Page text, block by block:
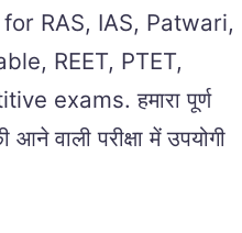
RAS, IAS, Patwari,
REET, PTET,
exams. हमारा पूर्ण
वाली परीक्षा में उपयोगी